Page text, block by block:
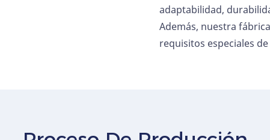
adaptabilidad,
Además, nuestra
requisitos especiales